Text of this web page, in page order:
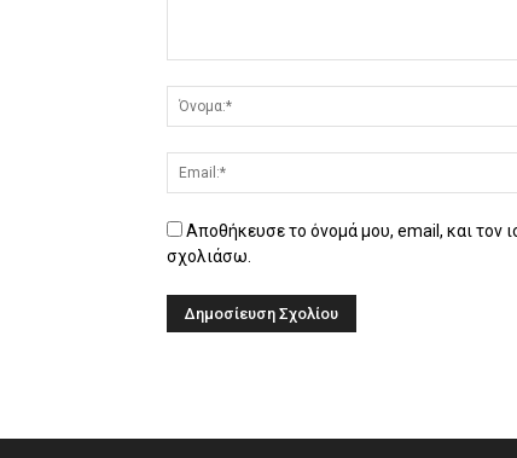
Αποθήκευσε το όνομά μου, email, και τον
σχολιάσω.